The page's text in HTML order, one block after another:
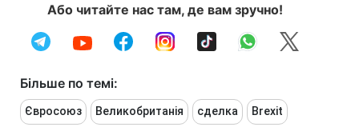
Або читайте нас там, де вам зручно!
Більше по темі:
Євросоюз Великобританія сделка Brexit